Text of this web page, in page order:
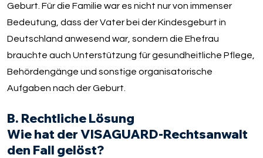
Geburt. Für die Familie war es nicht nur von immenser
Bedeutung, dass der Vater bei der Kindesgeburt in
Deutschland anwesend war, sondern die Ehefrau
brauchte auch Unterstützung für gesundheitliche Pflege,
Behördengänge und sonstige organisatorische
Aufgaben nach der Geburt.
B. Rechtliche Lösung
Wie hat der VISAGUARD-Rechtsanwalt
den Fall gelöst?